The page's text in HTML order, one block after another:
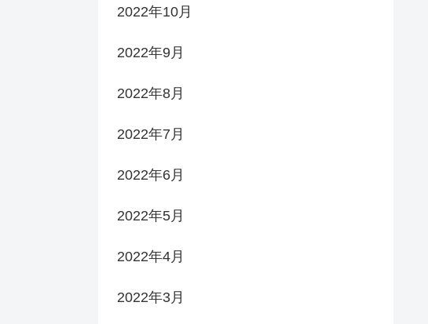
2022年10月
2022年9月
2022年8月
2022年7月
2022年6月
2022年5月
2022年4月
2022年3月